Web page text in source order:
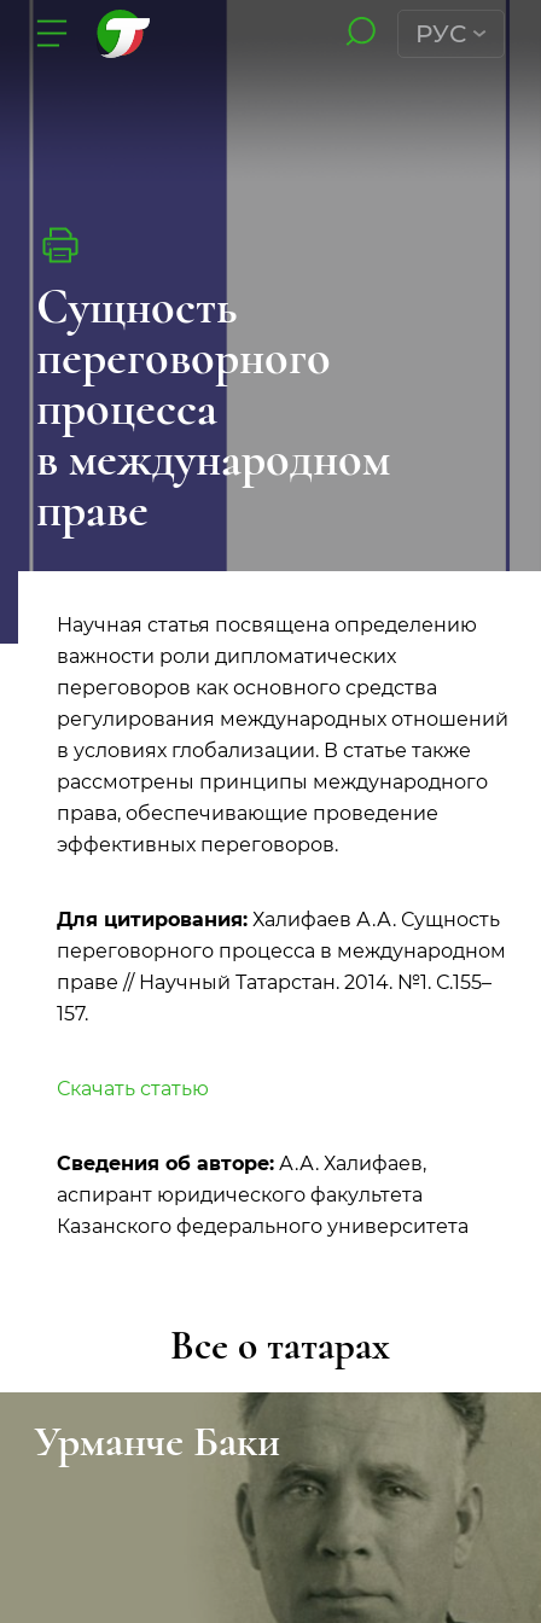
РУС
Сущность
переговорного
процесса
в международном
праве
Научная статья посвящена определению
важности роли дипломатических
переговоров как основного средства
регулирования международных отношений
в условиях глобализации. В статье также
рассмотрены принципы международного
права, обеспечивающие проведение
эффективных переговоров.
Для цитирования: Халифаев А.А. Сущность
переговорного процесса в международном
праве // Научный Татарстан. 2014. №1. С.155–
157.
Скачать статью
Сведения об авторе: А.А. Халифаев,
аспирант юридического факультета
Казанского федерального университета
Все о татарах
Урманче Баки